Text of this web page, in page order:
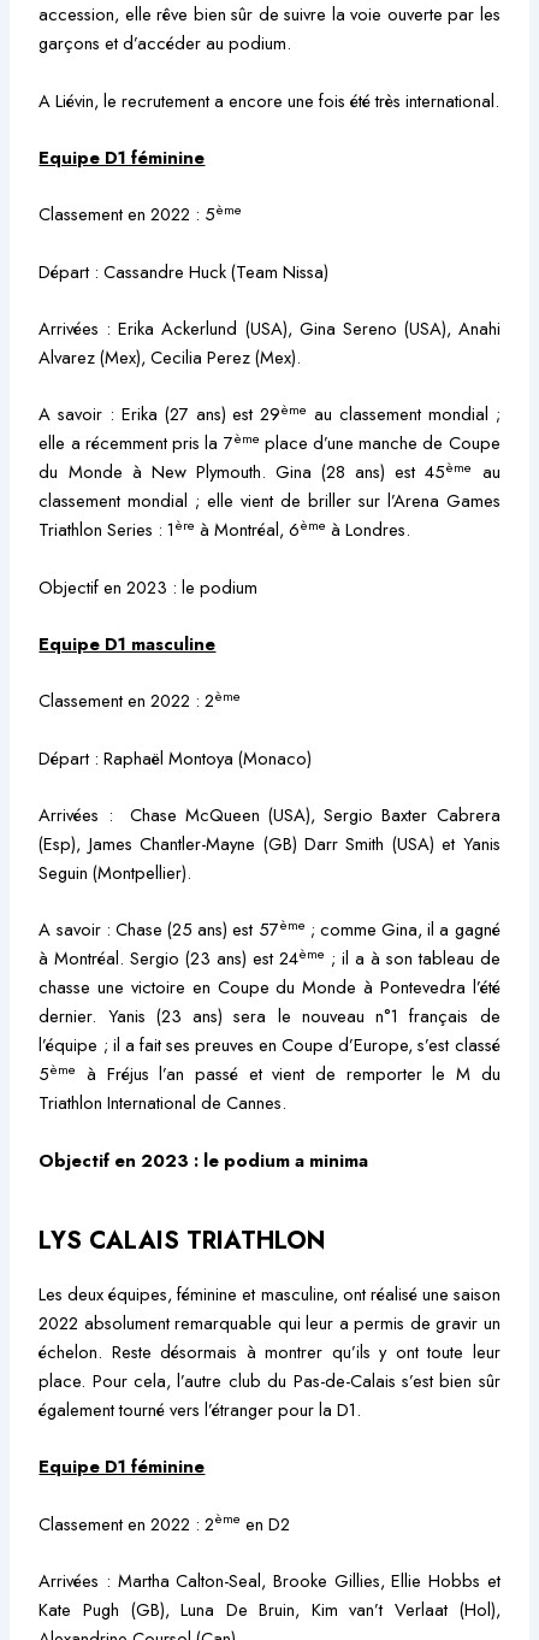
accession, elle rêve bien sûr de suivre la voie ouverte par les
garçons et d’accéder au podium.
A Liévin, le recrutement a encore une fois été très international.
Equipe D1 féminine
Classement en 2022 : 5ème
Départ : Cassandre Huck (Team Nissa)
Arrivées : Erika Ackerlund (USA), Gina Sereno (USA), Anahi
Alvarez (Mex), Cecilia Perez (Mex).
A savoir : Erika (27 ans) est 29ème au classement mondial ;
elle a récemment pris la 7ème place d’une manche de Coupe
du Monde à New Plymouth. Gina (28 ans) est 45ème
au
classement mondial ; elle vient de briller sur l’Arena Games
Triathlon Series : 1ère à Montréal, 6ème à Londres.
Objectif en 2023 : le podium
Equipe D1 masculine
Classement en 2022 : 2ème
Départ : Raphaël Montoya (Monaco)
Arrivées : Chase McQueen (USA), Sergio Baxter Cabrera
(Esp), James Chantler-Mayne (GB) Darr Smith (USA) et Yanis
Seguin (Montpellier).
A savoir : Chase (25 ans) est 57ème ; comme Gina, il a gagné
à Montréal. Sergio (23 ans) est 24ème ; il a à son tableau de
chasse une victoire en Coupe du Monde à Pontevedra l’été
dernier. Yanis (23 ans) sera le nouveau n°1 français de
l’équipe ; il a fait ses preuves en Coupe d’Europe, s’est classé
5ème
à Fréjus l’an passé et vient de remporter le M du
Triathlon International de Cannes.
Objectif en 2023 : le podium a minima
LYS CALAIS TRIATHLON
Les deux équipes, féminine et masculine, ont réalisé une saison
2022 absolument remarquable qui leur a permis de gravir un
échelon. Reste désormais à montrer qu’ils y ont toute leur
place. Pour cela, l’autre club du Pas-de-Calais s’est bien sûr
également tourné vers l’étranger pour la D1.
Equipe D1 féminine
Classement en 2022 : 2ème en D2
Arrivées : Martha Calton-Seal, Brooke Gillies, Ellie Hobbs et
Kate Pugh (GB), Luna De Bruin, Kim van’t Verlaat (Hol),